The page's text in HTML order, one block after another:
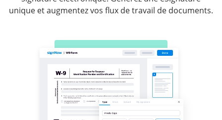
unique et augmentez vos flux de travail de documents.